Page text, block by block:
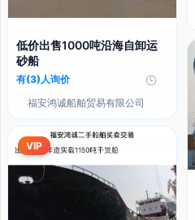
低价出售1000吨沿海自卸运
砂船
有(3)人询价
福安鸿诚船舶贸易有限公司
VIP